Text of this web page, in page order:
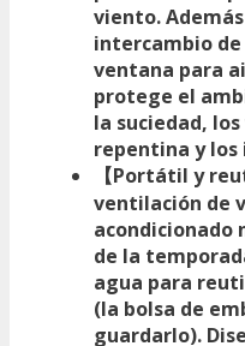
viento.
intercambio
ventana para
protege el
la suciedad,
repentina y los
【Portátil y
ventilación de
acondicionado
de la
agua para
(la bolsa de
guardarlo).